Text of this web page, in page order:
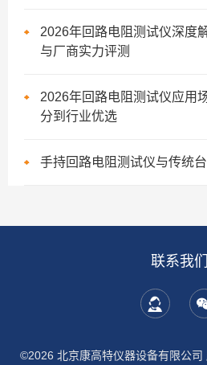
2026年回路电阻测试仪深度
与厂商实力评测
2026年回路电阻测试仪应用
分到行业优选
手持回路电阻测试仪与传统
联系我们
©2026 北京康高特仪器设备有限公司